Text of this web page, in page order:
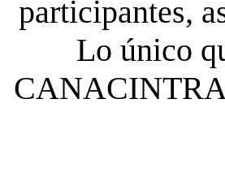
participantes,
Lo único
CANACINTRA